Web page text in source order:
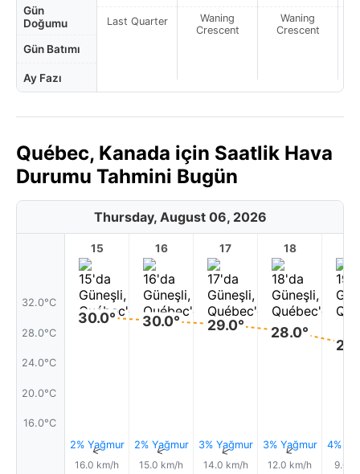
Gün
Doğumu
Gün Batımı
Ay Fazı
Last Quarter
Waning
Crescent
Waning
Crescent
Québec, Kanada için Saatlik Hava
Durumu Tahmini Bugün
Thursday, August 06, 2026
32.0°C
28.0°C
24.0°C
20.0°C
16.0°C
15
30.0°
2% Yağmur
↑
16.0 km/h
16
30.0°
2% Yağmur
↑
15.0 km/h
17
29.0°
3% Yağmur
↑
14.0 km/h
18
28.0°
3% Yağmur
↑
12.0 km/h
4%
9.0